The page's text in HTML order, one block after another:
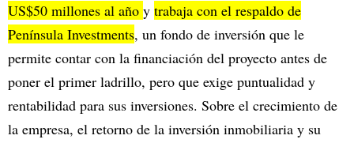
US$50 millones al año y trabaja con el respaldo de
Península Investments, un fondo de inversión que le
permite contar con la financiación del proyecto antes de
poner el primer ladrillo, pero que exige puntualidad y
rentabilidad para sus inversiones. Sobre el crecimiento de
la empresa, el retorno de la inversión inmobiliaria y su